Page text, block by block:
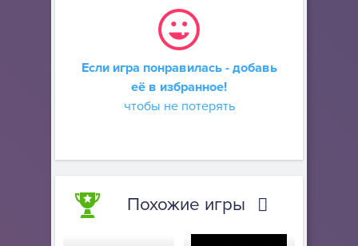
Если игра понравилась - добавь
её в избранное!
чтобы не потерять
Похожие игры